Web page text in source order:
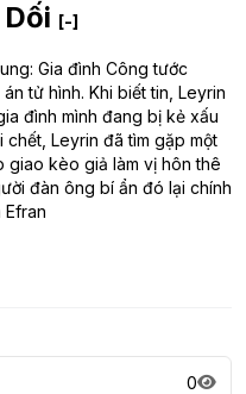
[-]
Gia đình Công tước
tử hình. Khi biết tin, Leyrin
đình mình đang bị kẻ xấu
chết, Leyrin đã tìm gặp một
giao kèo giả làm vị hôn thê
đàn ông bí ẩn đó lại chính
0